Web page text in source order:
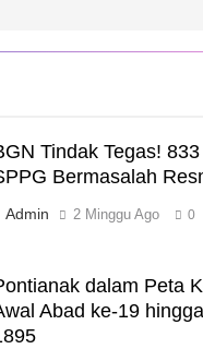
Tindak Tegas!
Bermasalah
Admin 2 Minggu Ago 0
dalam Peta
Abad ke-19